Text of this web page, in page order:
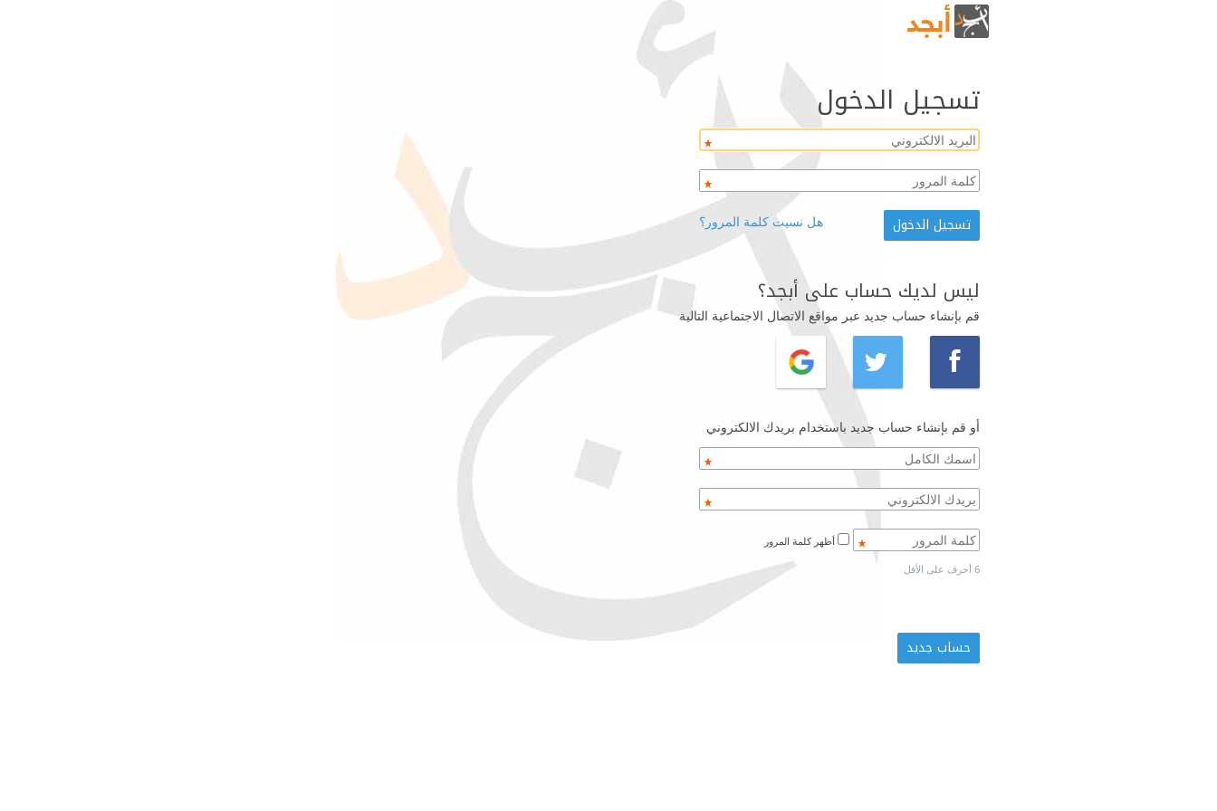
تسجيل الدخول
هل نسيت كلمة المرور؟
ليس لديك حساب على أبجد؟
قم بإنشاء حساب جديد عبر مواقع الاتصال الاجتماعية التالية
أو قم بإنشاء حساب جديد باستخدام بريدك الالكتروني
6 أحرف على الأقل